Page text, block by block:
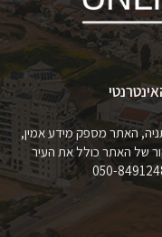
האתר מספק מידע אמין,
של האתר כולל את העיר